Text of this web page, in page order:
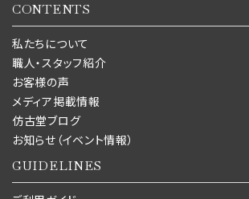
CONTENTS
私たちについて
職人・スタッフ紹介
お客様の声
メディア掲載情報
仿古堂ブログ
お知らせ（イベント情報）
GUIDELINES